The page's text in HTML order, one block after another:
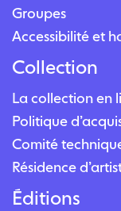
Groupes
Accessibilité et
Collection
La collection en
Politique
Comité
Résidence
Éditions